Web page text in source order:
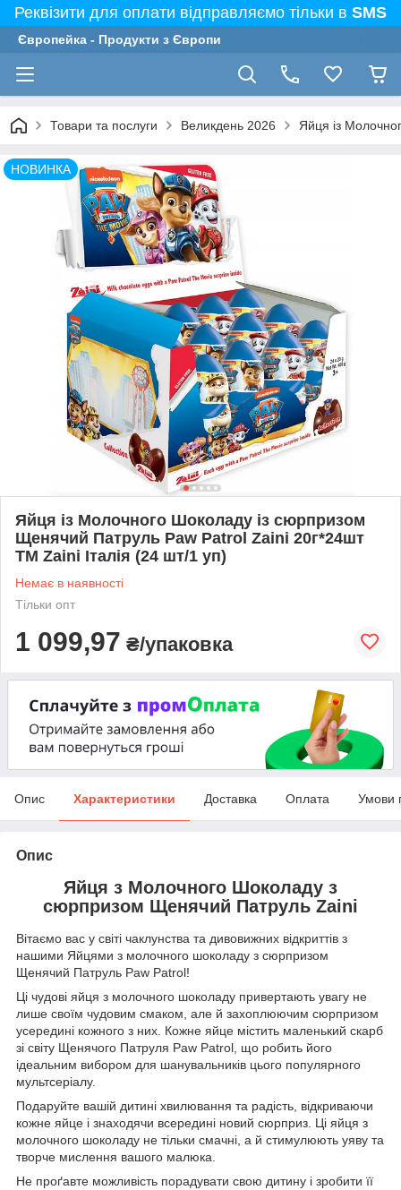
Реквізити для оплати відправляємо тільки в SMS
Європейка - Продукти з Європи
Товари та послуги Великдень 2026 Яйця із
НОВИНКА
Яйця із Молочного Шоколаду із сюрпризом
Щенячий Патруль Paw Patrol Zaini 20г*24шт
ТМ Zaini Італія (24 шт/1 уп)
Немає в наявності
Тільки опт
1 099,97 ₴/упаковка
Опис Характеристики Доставка Оплата Умови
Опис
Яйця з Молочного Шоколаду з
сюрпризом Щенячий Патруль Zaini
Вітаємо вас у світі чаклунства та дивовижних відкриттів з
нашими Яйцями з молочного шоколаду з сюрпризом
Щенячий Патруль Paw Patrol!
Ці чудові яйця з молочного шоколаду привертають увагу не
лише своїм чудовим смаком, але й захоплюючим сюрпризом
усередині кожного з них. Кожне яйце містить маленький скарб
зі світу Щенячого Патруля Paw Patrol, що робить його
ідеальним вибором для шанувальників цього популярного
мультсеріалу.
Подаруйте вашій дитині хвилювання та радість, відкриваючи
кожне яйце і знаходячи всередині новий сюрприз. Ці яйця з
молочного шоколаду не тільки смачні, а й стимулюють уяву та
творче мислення вашого малюка.
Не проґавте можливість порадувати свою дитину і зробити її